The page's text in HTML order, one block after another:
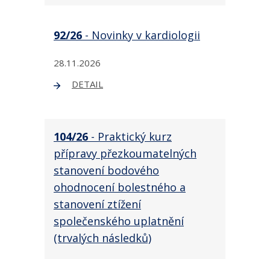
92/26 - Novinky v kardiologii
28.11.2026
DETAIL
104/26 - Praktický kurz
přípravy přezkoumatelných
stanovení bodového
ohodnocení bolestného a
stanovení ztížení
společenského uplatnění
(trvalých následků)